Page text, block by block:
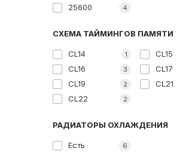
25600 4
СХЕМА ТАЙМИНГОВ ПАМЯТИ
CL14 1 CL15
CL16 3 CL17
CL19 2 CL21
CL22 2
РАДИАТОРЫ ОХЛАЖДЕНИЯ
Есть 6